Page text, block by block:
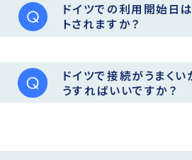
ドイツでの利用開始日
トされますか？
ドイツで接続がうまく
うすればいいですか？